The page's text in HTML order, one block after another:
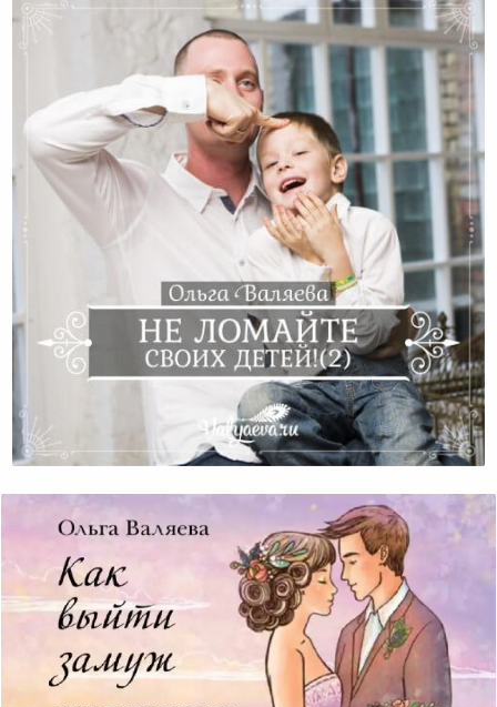
Не Ломайте Своих Детей! (часть 2)